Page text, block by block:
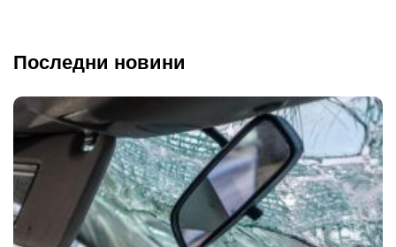
Последни новини